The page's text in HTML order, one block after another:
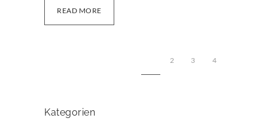
READ MORE
2 3 4
Kategorien